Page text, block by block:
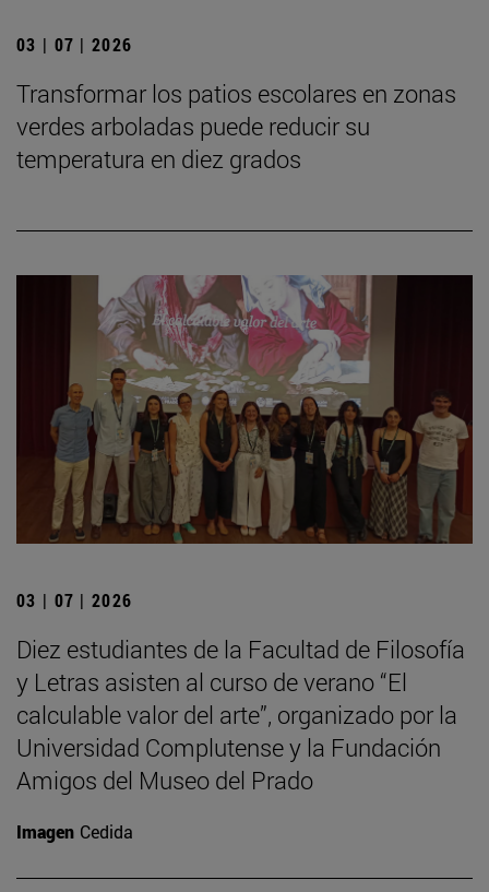
03 | 07 | 2026
Transformar los patios escolares en zonas
verdes arboladas puede reducir su
temperatura en diez grados
03 | 07 | 2026
Diez estudiantes de la Facultad de Filosofía
y Letras asisten al curso de verano “El
calculable valor del arte”, organizado por la
Universidad Complutense y la Fundación
Amigos del Museo del Prado
Imagen Cedida